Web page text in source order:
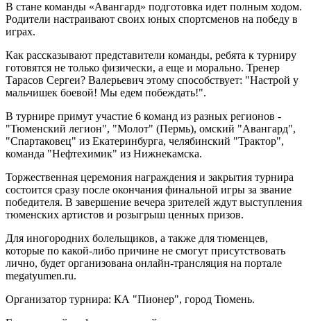
В стане команды «Авангард» подготовка идет полным ходом.
Родители настраивают своих юных спортсменов на победу в
играх.
Как рассказывают представители команды, ребята к турниру
готовятся не только физически, а еще и морально. Тренер
Тарасов Сергеи? Валерьевич этому способствует: "Настрой у
мальчишек боевой! Мы едем побеждать!".
В турнире примут участие 6 команд из разных регионов -
"Тюменский легион", "Молот" (Пермь), омский "Авангард",
"Спартаковец" из Екатеринбурга, челябинский "Трактор",
команда "Нефтехимик" из Нижнекамска.
Торжественная церемония награждения и закрытия турнира
состоится сразу после окончания финальной игры за звание
победителя. В завершение вечера зрителей ждут выступления
тюменских артистов и розыгрыш ценных призов.
Для иногородних болельщиков, а также для тюменцев,
которые по какой-либо причине не смогут присутствовать
лично, будет организована онлайн-трансляция на портале
megatyumen.ru.
Организатор турнира: КА "Пионер", город Тюмень.